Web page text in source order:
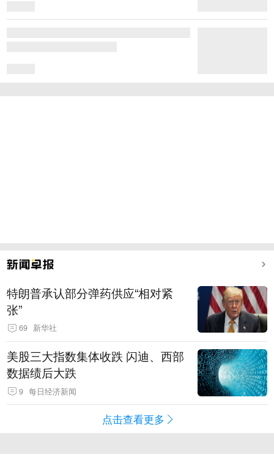
特朗普承认部分弹药供应“相对紧
张”
69 新华社
美股三大指数集体收跌 闪迪、西部
数据绩后大跌
9 每日经济新闻
点击查看更多